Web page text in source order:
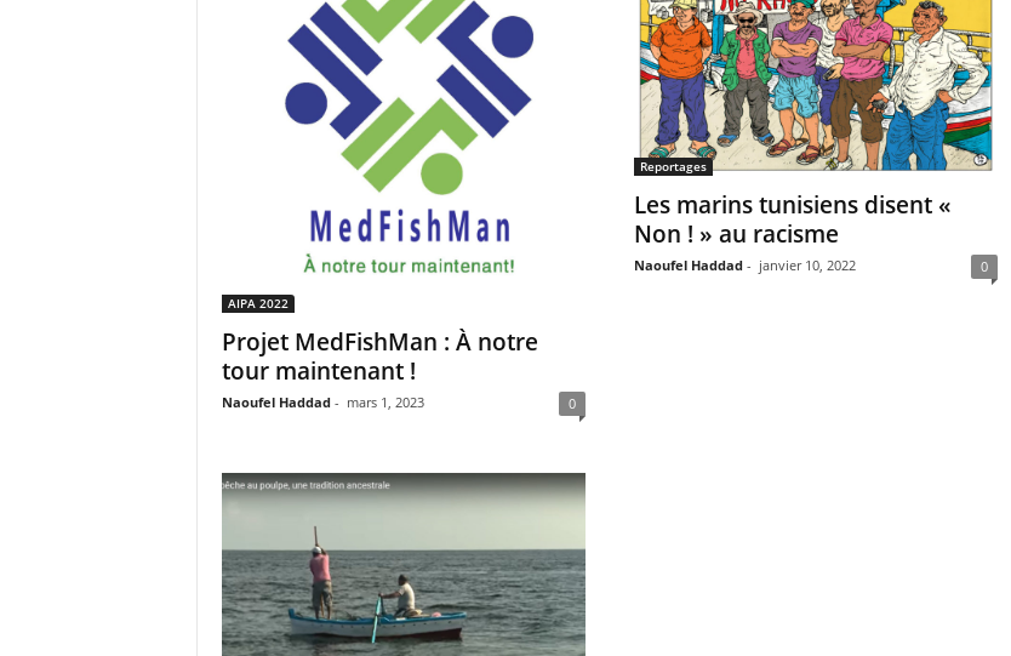
AIPA 2022
Projet MedFishMan : À notre
tour maintenant !
Naoufel Haddad - mars 1, 2023 0
Reportages
Les marins tunisiens disent «
Non ! » au racisme
Naoufel Haddad - janvier 10, 2022 0